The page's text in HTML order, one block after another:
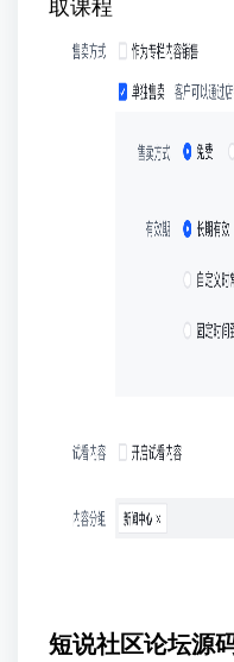
取课程
短说社区论坛源